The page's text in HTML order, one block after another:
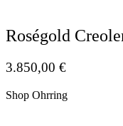
Roségold
3.850,00 €
Shop Ohrring